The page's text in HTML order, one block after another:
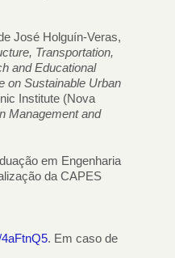
José Holguín-Veras,
Transportation,
and Educational
on Sustainable Urban
Institute (Nova
Management and
em Engenharia
da CAPES
. Em caso de